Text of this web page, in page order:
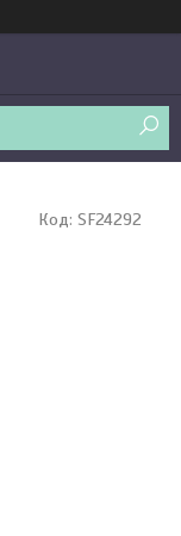
Код: SF24292